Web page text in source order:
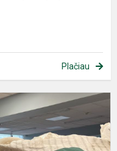
Plačiau